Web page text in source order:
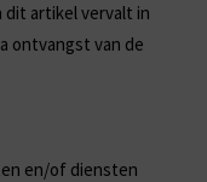
artikel vervalt in
ontvangst van de
en/of diensten